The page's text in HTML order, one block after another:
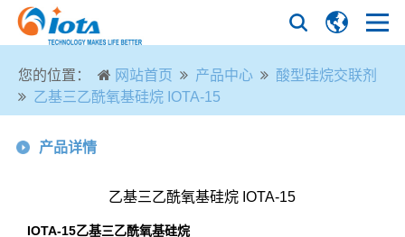
您的位置： 网站首页 产品中心
酸型硅烷交联剂
乙基三乙酰氧基硅烷 IOTA-15
产品详情
乙基三乙酰氧基硅烷 IOTA-15
IOTA-15乙基三乙酰氧基硅烷